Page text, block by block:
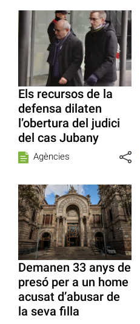
Els recursos de la
defensa dilaten
l’obertura del judici
del cas Jubany
Agències
Demanen 33 anys de
presó per a un home
acusat d’abusar de
la seva filla